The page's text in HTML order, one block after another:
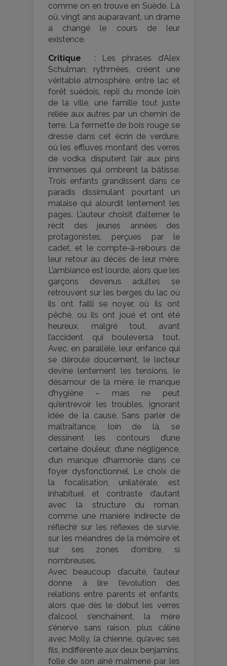
comme on en trouve en Suède. Là
où, vingt ans auparavant, un drame
a changé le cours de leur
existence.
Critique
: Les phrases d’Alex
Schulman, rythmées, créent une
véritable atmosphère, entre lac et
forêt suédois, repli du monde loin
de la ville, une famille tout juste
reliée aux autres par un chemin de
terre. La fermette de bois rouge se
dresse dans cet écrin de verdure,
où les effluves montant des verres
de vodka disputent l’air aux pins
immenses qui ombrent la bâtisse.
Trois enfants grandissent dans ce
paradis dissimulant pourtant un
malaise qui alourdit lentement les
pages. L’auteur choisit d’alterner le
récit des jeunes années des
protagonistes, perçues par le
cadet, et le compte-à-rebours de
leur retour au décès de leur mère.
L’ambiance est lourde, alors que les
garçons devenus adultes se
retrouvent sur les berges du lac où
ils ont failli se noyer, où ils ont
pêché, où ils ont joué et ont été
heureux, malgré tout, avant
l’accident qui bouleversa tout.
Avec, en parallèle, leur enfance qui
se déroule doucement, le lecteur
devine lentement les tensions, le
désamour de la mère, le manque
d’hygiène – mais ne peut
qu’entrevoir les troubles, ignorant
idée de la cause. Sans parler de
maltraitance, loin de là, se
dessinent les contours d’une
certaine douleur, d’une négligence,
d’un manque d’harmonie dans ce
foyer dysfonctionnel. Le choix de
la focalisation, unilatérale, est
inhabituel et contraste d’autant
avec la structure du roman,
comme une manière indirecte de
réfléchir sur les réflexes de survie,
sur les méandres de la mémoire et
sur ses zones d’ombre, si
nombreuses.
Avec beaucoup d’acuité, l’auteur
donne à lire l’évolution des
relations entre parents et enfants,
alors que dès le début les verres
d’alcool s’enchaînent, la mère
s’énerve sans raison, plus câline
avec Molly, la chienne, qu’avec ses
fils, indifférente aux deux benjamins,
folle de son aîné malmené par les